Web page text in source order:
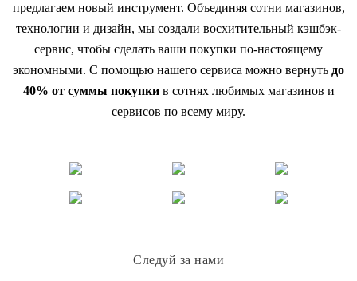
предлагаем новый инструмент. Объединяя сотни магазинов,
технологии и дизайн, мы создали восхитительный кэшбэк-
сервис, чтобы сделать ваши покупки по-настоящему
экономными. С помощью нашего сервиса можно вернуть до
40% от суммы покупкив сотнях любимых магазинов и
сервисов по всему миру.
Следуй за нами